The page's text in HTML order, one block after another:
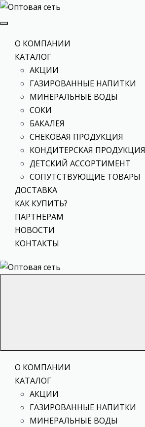
О КОМПАНИИ
КАТАЛОГ
АКЦИИ
ГАЗИРОВАННЫЕ НАПИТКИ
МИНЕРАЛЬНЫЕ ВОДЫ
СОКИ
БАКАЛЕЯ
СНЕКОВАЯ ПРОДУКЦИЯ
КОНДИТЕРСКАЯ ПРОДУКЦИЯ
ДЕТСКИЙ АССОРТИМЕНТ
СОПУТСТВУЮЩИЕ ТОВАРЫ
ДОСТАВКА
КАК КУПИТЬ?
ПАРТНЕРАМ
НОВОСТИ
КОНТАКТЫ
О КОМПАНИИ
КАТАЛОГ
АКЦИИ
ГАЗИРОВАННЫЕ НАПИТКИ
МИНЕРАЛЬНЫЕ ВОДЫ